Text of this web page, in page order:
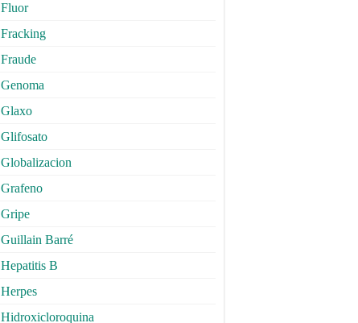
Fluor
Fracking
Fraude
Genoma
Glaxo
Glifosato
Globalizacion
Grafeno
Gripe
Guillain Barré
Hepatitis B
Herpes
Hidroxicloroquina